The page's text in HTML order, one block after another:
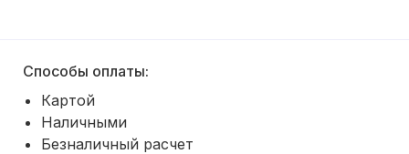
Способы оплаты:
Картой
Наличными
Безналичный расчет